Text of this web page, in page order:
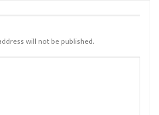
will not be published.